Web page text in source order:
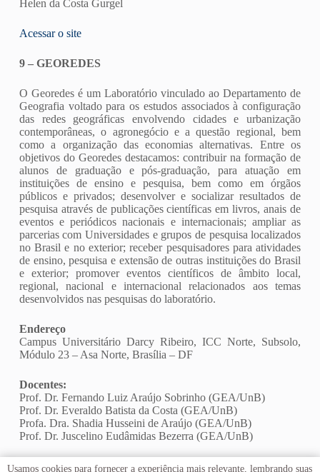
Helen da Costa Gurgel
Acessar o site
9 – GEOREDES
O Georedes é um Laboratório vinculado ao Departamento de
Geografia voltado para os estudos associados à configuração
das redes geográficas envolvendo cidades e urbanização
contemporâneas, o agronegócio e a questão regional, bem
como a organização das economias alternativas. Entre os
objetivos do Georedes destacamos: contribuir na formação de
alunos de graduação e pós-graduação, para atuação em
instituições de ensino e pesquisa, bem como em órgãos
públicos e privados; desenvolver e socializar resultados de
pesquisa através de publicações científicas em livros, anais de
eventos e periódicos nacionais e internacionais; ampliar as
parcerias com Universidades e grupos de pesquisa localizados
no Brasil e no exterior; receber pesquisadores para atividades
de ensino, pesquisa e extensão de outras instituições do Brasil
e exterior; promover eventos científicos de âmbito local,
regional, nacional e internacional relacionados aos temas
desenvolvidos nas pesquisas do laboratório.
Endereço
Campus Universitário Darcy Ribeiro, ICC Norte, Subsolo,
Módulo 23 – Asa Norte, Brasília – DF
Docentes:
Prof. Dr. Fernando Luiz Araújo Sobrinho (GEA/UnB)
Prof. Dr. Everaldo Batista da Costa (GEA/UnB)
Profa. Dra. Shadia Husseini de Araújo (GEA/UnB)
Prof. Dr. Juscelino Eudâmidas Bezerra (GEA/UnB)
Acessar o site
Usamos cookies para fornecer a experiência mais relevante, lembrando suas